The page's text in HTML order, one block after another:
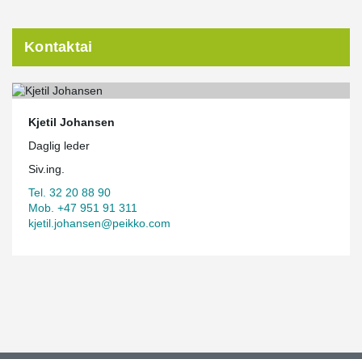
Kontaktai
Kjetil Johansen
Daglig leder
Siv.ing.
Tel. 32 20 88 90
Mob. +47 951 91 311
kjetil.johansen@peikko.com